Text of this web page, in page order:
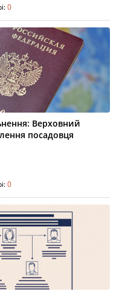
0
Верховний
посадовця
0